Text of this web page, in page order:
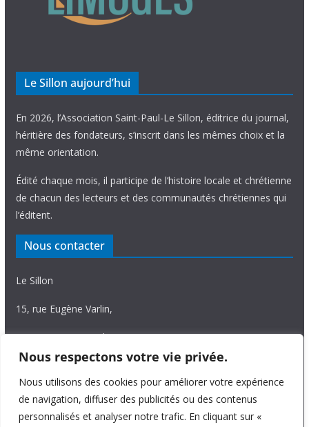
Nous respectons votre vie privée.
Nous utilisons des cookies pour améliorer votre expérience
de navigation, diffuser des publicités ou des contenus
personnalisés et analyser notre trafic. En cliquant sur «
Le Sillon aujourd’hui
En 2026, l’Association Saint-Paul-Le Sillon, éditrice du journal,
héritière des fondateurs, s’inscrit dans les mêmes choix et la
même orientation.
Édité chaque mois, il participe de l’histoire locale et chrétienne
de chacun des lecteurs et des communautés chrétiennes qui
l’éditent.
Nous contacter
Le Sillon
15, rue Eugène Varlin,
87036 Limoges Cedex.
Tél. 05 55 06 14 15
Nous écrire